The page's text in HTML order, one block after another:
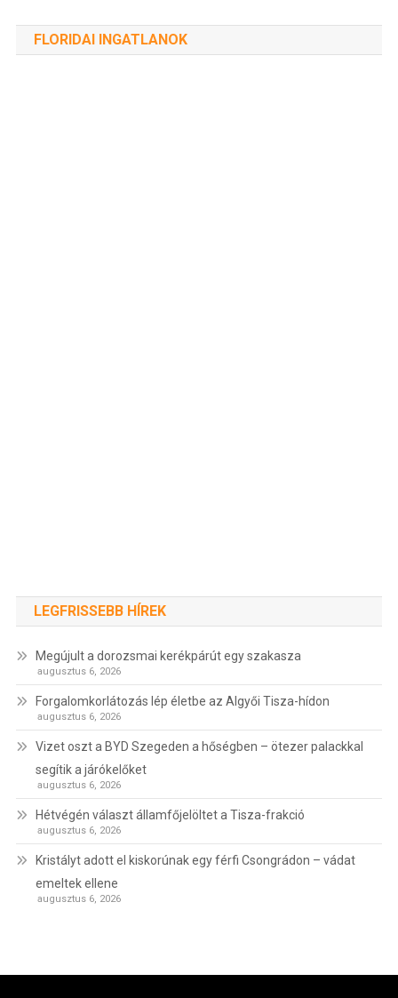
FLORIDAI INGATLANOK
LEGFRISSEBB HÍREK
Megújult a dorozsmai kerékpárút egy szakasza
augusztus 6, 2026
Forgalomkorlátozás lép életbe az Algyői Tisza-hídon
augusztus 6, 2026
Vizet oszt a BYD Szegeden a hőségben – ötezer palackkal
segítik a járókelőket
augusztus 6, 2026
Hétvégén választ államfőjelöltet a Tisza-frakció
augusztus 6, 2026
Kristályt adott el kiskorúnak egy férfi Csongrádon – vádat
emeltek ellene
augusztus 6, 2026